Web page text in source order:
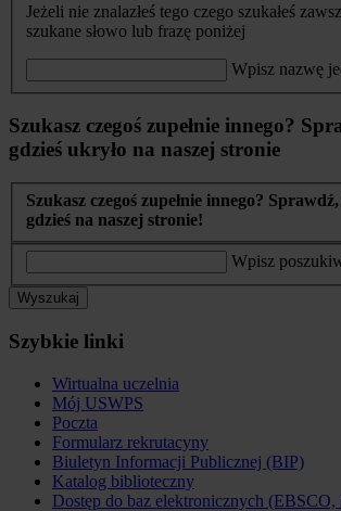
Jeżeli nie znalazłeś tego czego szukałeś
szukane słowo lub frazę poniżej
Wpisz nazwę
Szukasz czegoś zupełnie innego?
gdzieś ukryło na naszej stronie
Szukasz czegoś zupełnie innego?
gdzieś na naszej stronie!
Wpisz
Wyszukaj
Szybkie linki
Wirtualna uczelnia
Mój USWPS
Poczta
Formularz rekrutacyny
Biuletyn Informacji Publicznej (BIP)
Katalog biblioteczny
Dostęp do baz elektronicznych